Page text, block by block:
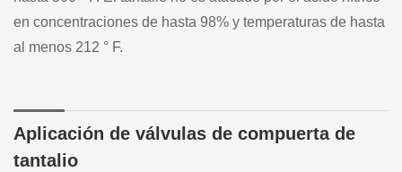
en concentraciones de hasta 98% y temperaturas de hasta
al menos 212 ° F.
Aplicación de válvulas de compuerta de
tantalio